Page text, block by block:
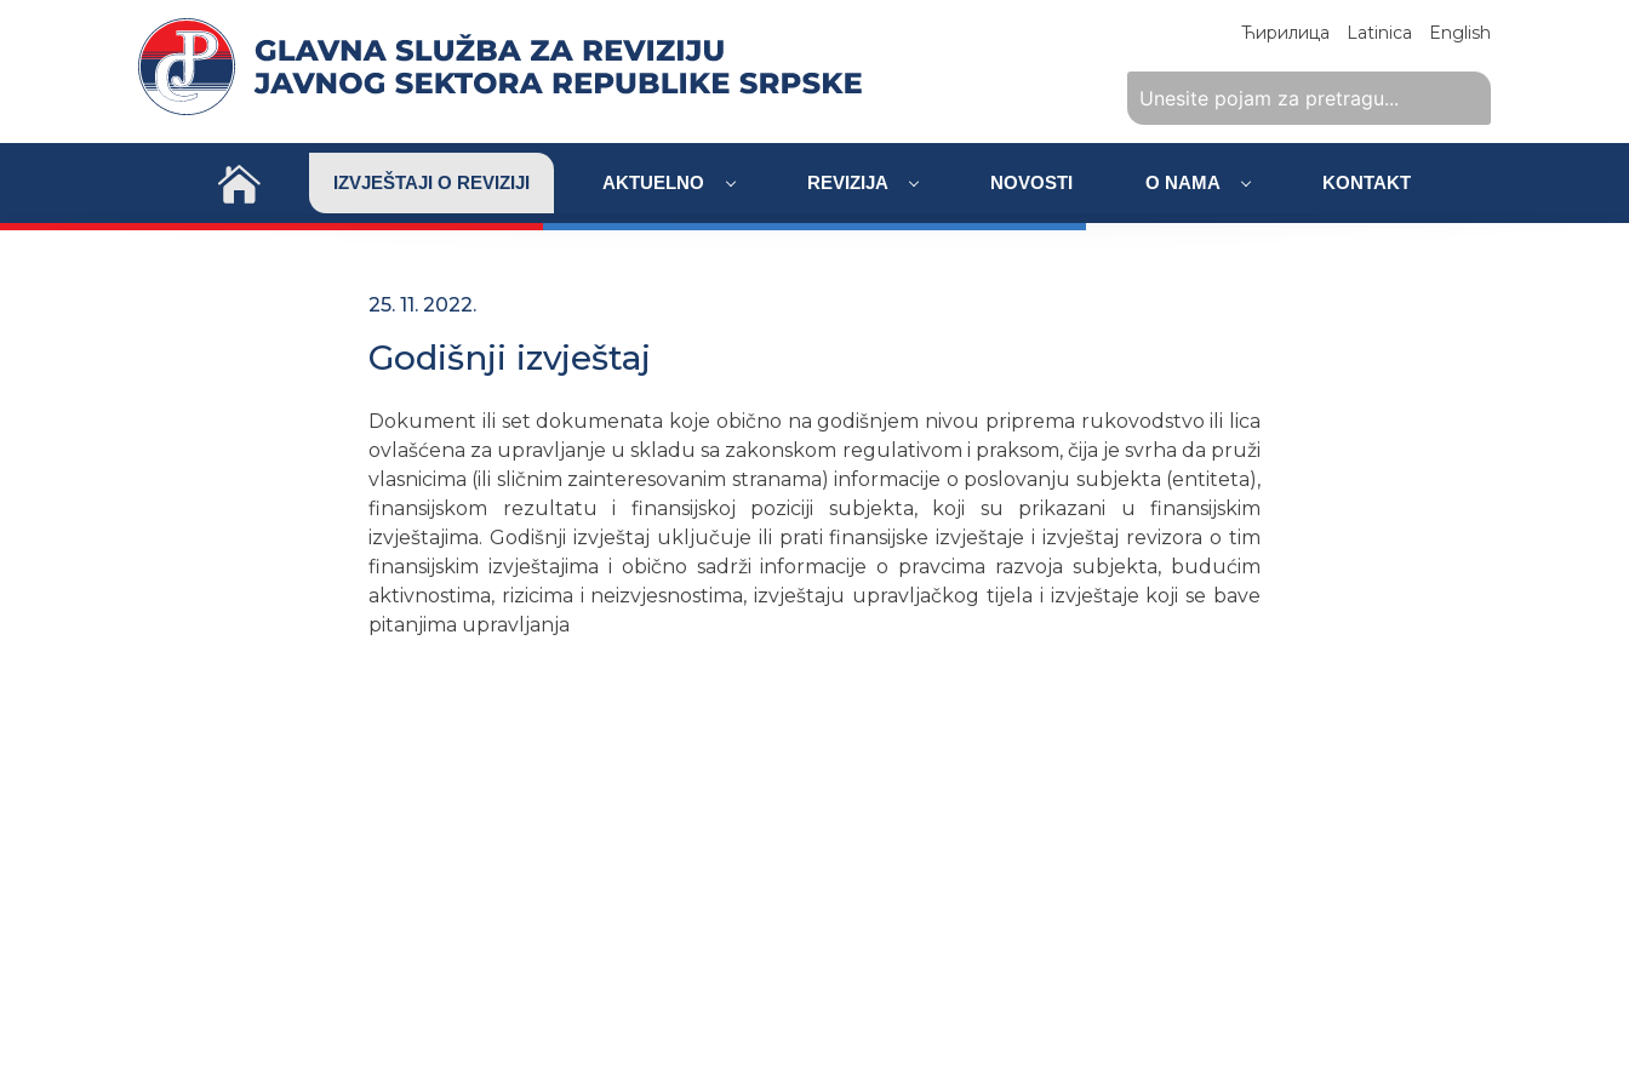
Ћирилица Latinica English
IZVJEŠTAJI O REVIZIJI AKTUELNO REVIZIJA NOVOSTI O NAMA KONTAKT
25. 11. 2022.
Godišnji izvještaj
Dokument ili set dokumenata koje obično na godišnjem nivou priprema rukovodstvo ili lica
ovlašćena za upravljanje u skladu sa zakonskom regulativom i praksom, čija je svrha da pruži
vlasnicima (ili sličnim zainteresovanim stranama) informacije o poslovanju subjekta (entiteta),
finansijskom rezultatu i finansijskoj poziciji subjekta, koji su prikazani u finansijskim
izvještajima. Godišnji izvještaj uključuje ili prati finansijske izvještaje i izvještaj revizora o tim
finansijskim izvještajima i obično sadrži informacije o pravcima razvoja subjekta, budućim
aktivnostima, rizicima i neizvjesnostima, izvještaju upravljačkog tijela i izvještaje koji se bave
pitanjima upravljanja